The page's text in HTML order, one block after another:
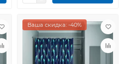
Ваша скидка: -40%